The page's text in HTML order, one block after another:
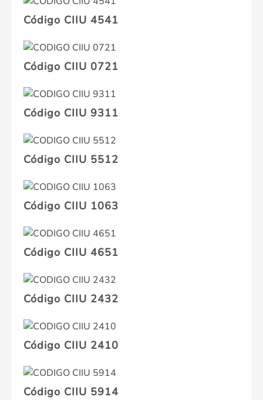
Código CIIU 4541
Código CIIU 0721
Código CIIU 9311
Código CIIU 5512
Código CIIU 1063
Código CIIU 4651
Código CIIU 2432
Código CIIU 2410
Código CIIU 5914